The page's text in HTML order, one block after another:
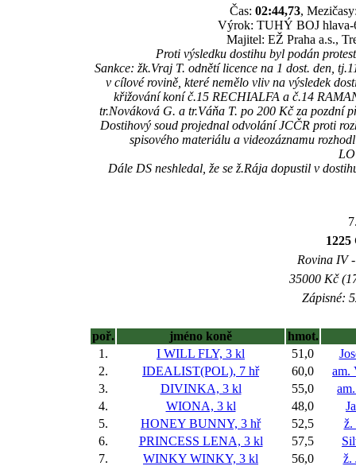
Čas: 02:44,73,
Výrok: TUHÝ BOJ hlava-
Majitel: EŽ Praha a.s.,
Proti výsledku dostihu byl podán
Sankce: žk.Vraj T. odnětí licence na 1 dost. den,
v cílové rovině, které nemělo vliv na výsledek
křižování koní č.15 RECHIALFA a č.14
tr.Nováková G. a tr.Váňa T. po 200 Kč za
Dostihový soud projednal odvolání JCČR proti
spisového materiálu a videozáznamu
Dále DS neshledal, že se ž.Rája dopustil v
Rovina IV
35000 Kč
Zápisné:
poř. jméno koně
hmot.
1.
I WILL FLY, 3 kl 51,0
2.
IDEALIST(POL), 7 hř 60,0
am.
3.
DIVINKA, 3 kl 55,0
4.
WIONA, 3 kl 48,0
5.
HONEY BUNNY, 3 hř 52,5
ž.
6.
PRINCESS LENA, 3 kl 57,5
7.
WINKY WINKY, 3 kl 56,0
ž.